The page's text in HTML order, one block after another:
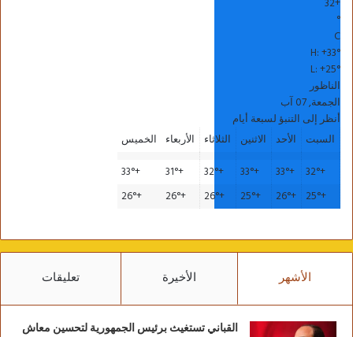
+
32
°
C
H:+33°
L:+25°
الناظور
الجمعة, 07 آب
أنظر إلى التنبؤ لسبعة أيام
السبت
الأحد الاثنين الثلاثاء الأربعاء
الخميس
+
32°
+
33°
+
33°
+
32°
+
31°
+
33°
+
25°
+
26°
+
25°
+
26°
+
26°
+
26°
الأشهر الأخيرة تعليقات
القباني تستغيث برئيس الجمهورية لتحسين معاش